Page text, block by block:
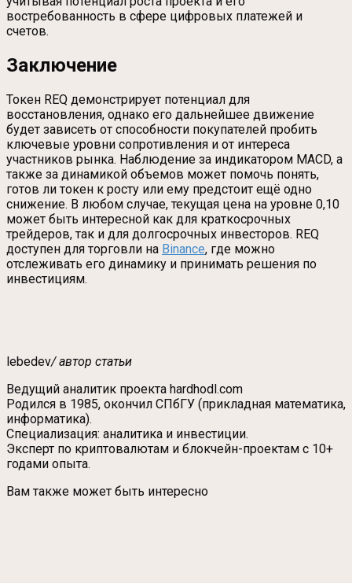
востребованность в сфере цифровых платежей и
счетов.
Заключение
Токен REQ демонстрирует потенциал для
восстановления, однако его дальнейшее движение
будет зависеть от способности покупателей пробить
ключевые уровни сопротивления и от интереса
участников рынка. Наблюдение за индикатором MACD, а
также за динамикой объемов может помочь понять,
готов ли токен к росту или ему предстоит ещё одно
снижение. В любом случае, текущая цена на уровне 0,10
может быть интересной как для краткосрочных
трейдеров, так и для долгосрочных инвесторов. REQ
доступен для торговли на Binance, где можно
отслеживать его динамику и принимать решения по
инвестициям.
lebedev/ автор статьи
Ведущий аналитик проекта hardhodl.com
Родился в 1985, окончил СПбГУ (прикладная математика,
информатика).
Специализация: аналитика и инвестиции.
Эксперт по криптовалютам и блокчейн-проектам с 10+
годами опыта.
Вам также может быть интересно